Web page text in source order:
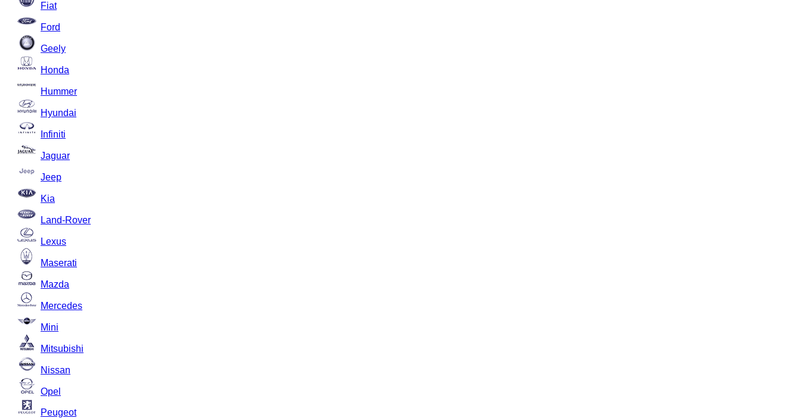
Fiat
Ford
Geely
Honda
Hummer
Hyundai
Infiniti
Jaguar
Jeep
Kia
Land-Rover
Lexus
Maserati
Mazda
Mercedes
Mini
Mitsubishi
Nissan
Opel
Peugeot